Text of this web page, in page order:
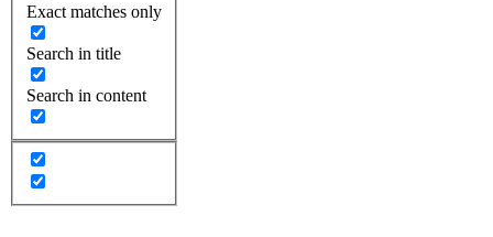
Exact matches only
Search in title
Search in content